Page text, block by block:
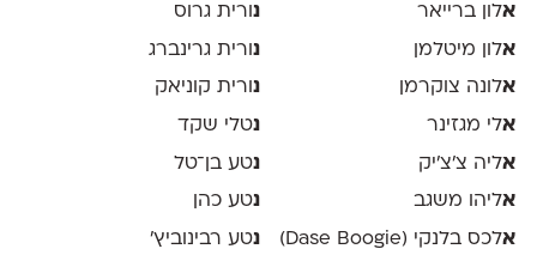
אלון ברייאר
אלון מיטלמן
אלונה צוקרמן
אלי מגזינר
אליה צ׳צ׳יק
אליהו משגב
אלכס בלנקי (Dase Boogie)
נורית גרוס
נ ורית גרינברג
נורית קוניאק
נטלי שקד
נטע בן־טל
נטע כהן
נטע רבינוביץ׳